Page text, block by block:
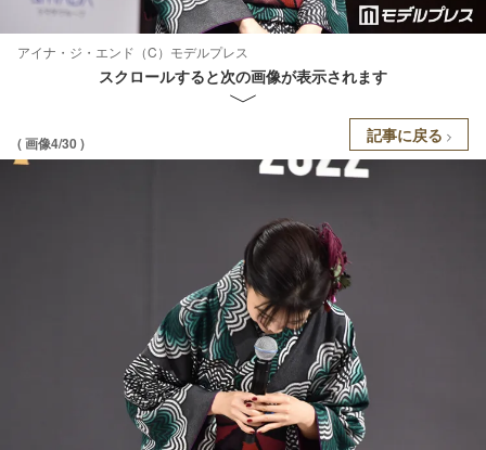
アイナ・ジ・エンド（C）モデルプレス
スクロールすると次の画像が表示されます
( 画像4/30 ) 記事に戻る